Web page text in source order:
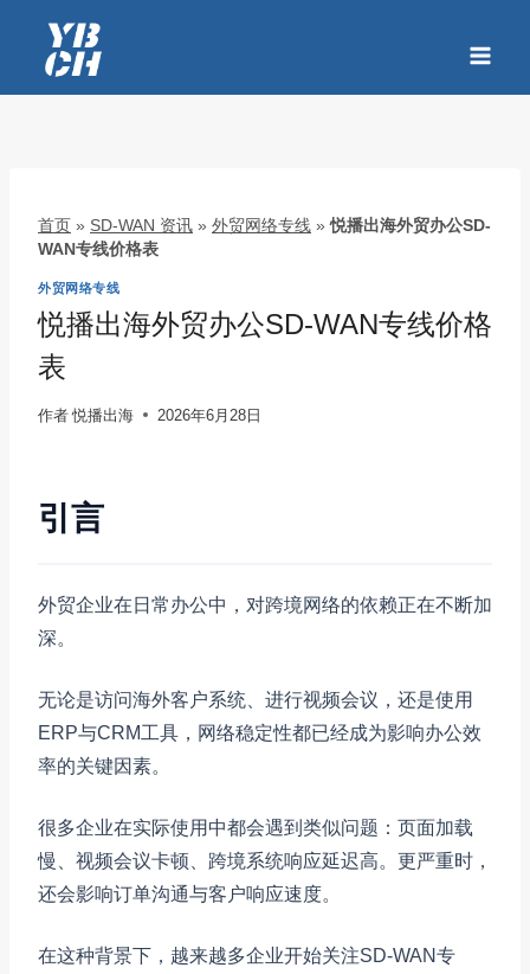
容
首页 » SD-WAN 资讯 » 外贸网络专线 »悦播出海外贸办公SD-
WAN专线价格表
外贸网络专线
悦播出海外贸办公SD-WAN专线价格
表
作者 悦播出海 2026年6月28日
引言
外贸企业在日常办公中，对跨境网络的依赖正在不断加
深。
无论是访问海外客户系统、进行视频会议，还是使用
ERP与CRM工具，网络稳定性都已经成为影响办公效
率的关键因素。
很多企业在实际使用中都会遇到类似问题：页面加载
慢、视频会议卡顿、跨境系统响应延迟高。更严重时，
还会影响订单沟通与客户响应速度。
在这种背景下，越来越多企业开始关注SD-WAN专